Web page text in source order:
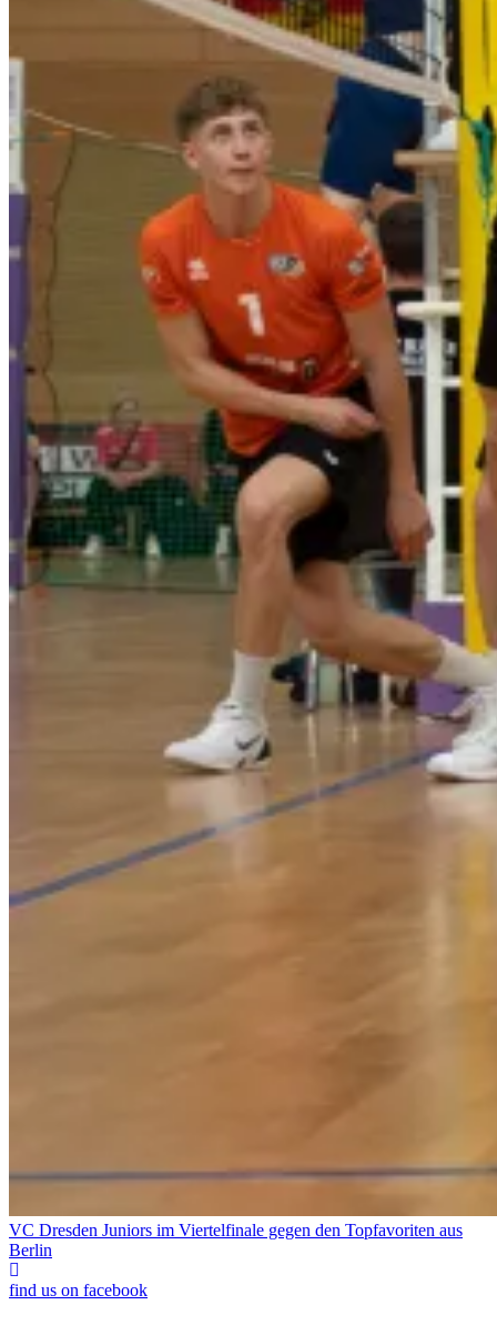
VC Dresden Juniors im Viertelfinale gegen den Topfavoriten aus
Berlin
find us on facebook